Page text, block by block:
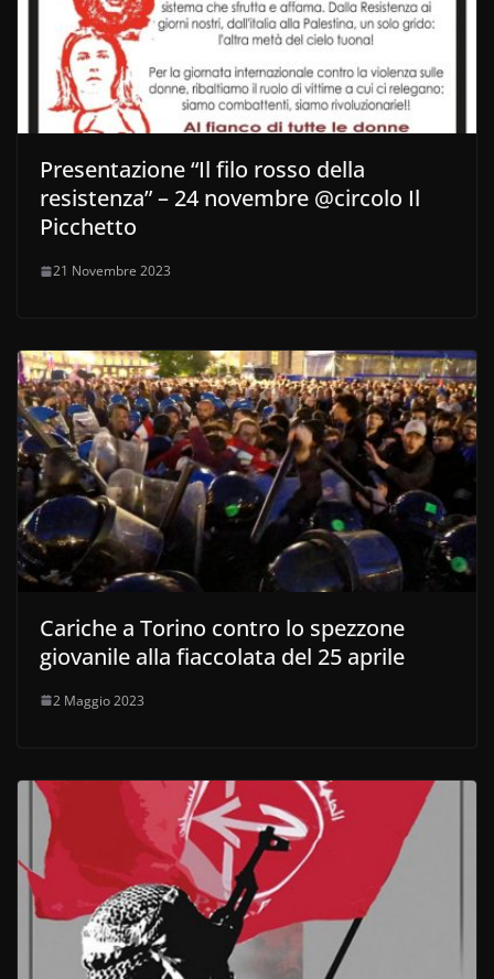
Presentazione “Il filo rosso della
resistenza” – 24 novembre @circolo Il
Picchetto
21 Novembre 2023
Cariche a Torino contro lo spezzone
giovanile alla fiaccolata del 25 aprile
2 Maggio 2023